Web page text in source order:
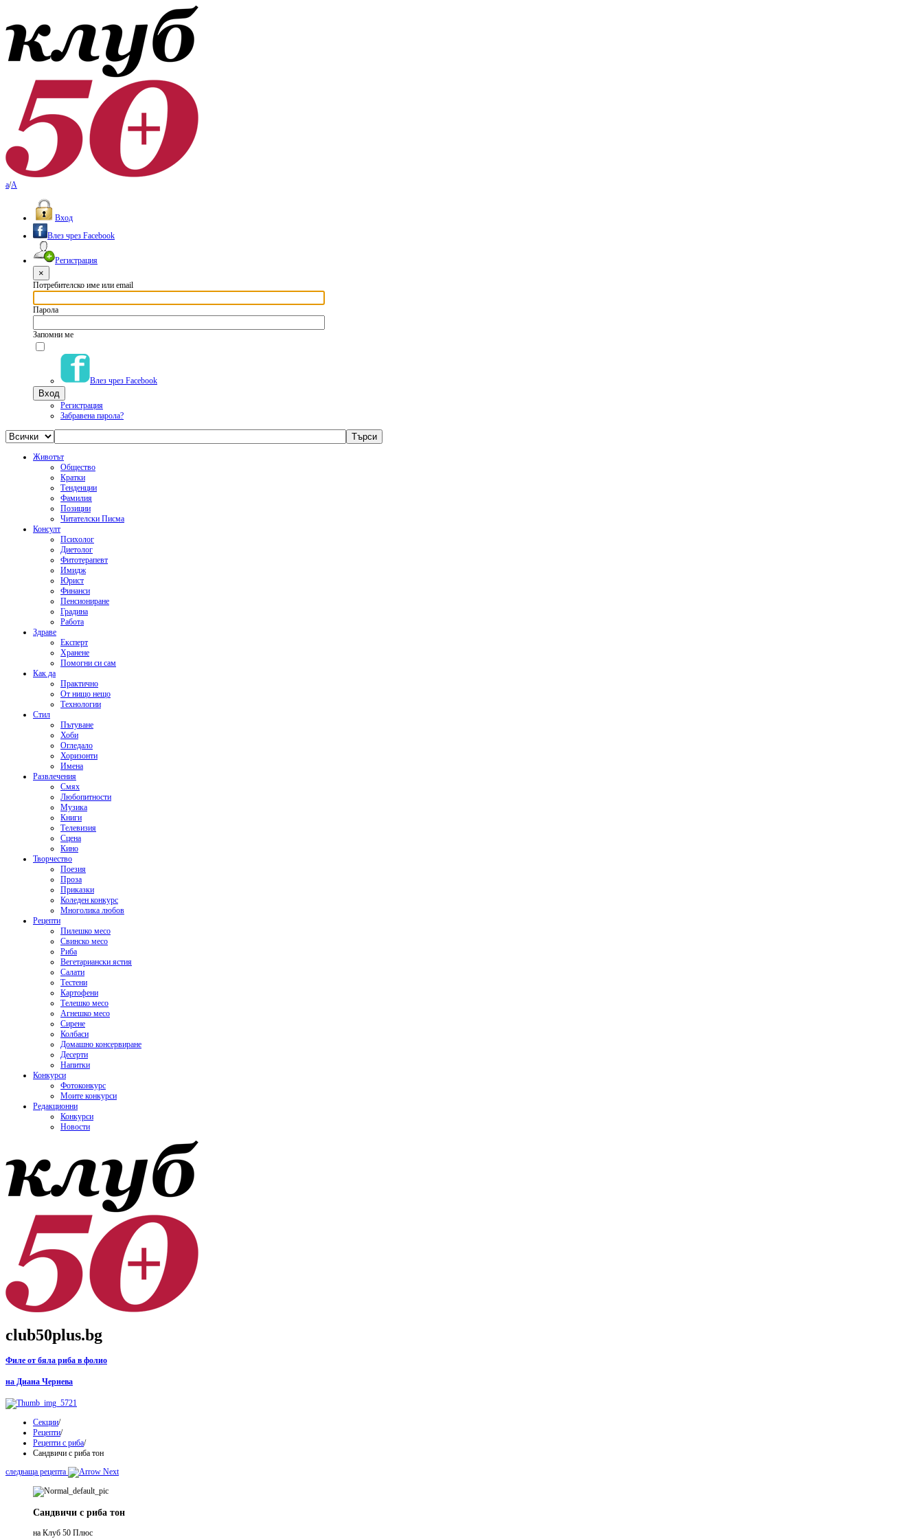
a/A
Вход
Влез чрез Facebook
Регистрация
×
Потребителско име или email
Парола
Запомни ме
Влез чрез Facebook
Регистрация
Забравена парола?
Животът
Общество
Кратки
Тенденции
Фамилия
Позиции
Читателски Писма
Консулт
Психолог
Диетолог
Фитотерапевт
Имидж
Юрист
Финанси
Пенсиониране
Градина
Работа
Здраве
Експерт
Хранене
Помогни си сам
Как да
Практично
От нищо нещо
Технологии
Стил
Пътуване
Хоби
Огледало
Хоризонти
Имена
Развлечения
Смях
Любопитности
Музика
Книги
Телевизия
Сцена
Кино
Творчество
Поезия
Проза
Приказки
Коледен конкурс
Многолика любов
Рецепти
Пилешко месо
Свинско месо
Риба
Вегетариански ястия
Салати
Тестени
Картофени
Телешко месо
Агнешко месо
Сирене
Колбаси
Домашно консервиране
Десерти
Напитки
Конкурси
Фотоконкурс
Моите конкурси
Редакционни
Конкурси
Новости
club50plus.bg
Филе от бяла риба в фолио
на Диана Чернева
Секции/
Рецепти/
Рецепти с риба/
Сандвичи с риба тон
следваща рецепта
Сандвичи с риба тон
на Клуб 50 Плюс